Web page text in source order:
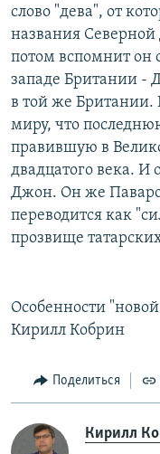
слово "дева", от
названия
потом вспомнит он
западе Британии -
в той же Британии.
миру, что
правившую в
двадцатого века. И
Джон. Он же
переводится как
прозвище
Особенности
Кирилл Кобрин
Поделиться
Кирилл